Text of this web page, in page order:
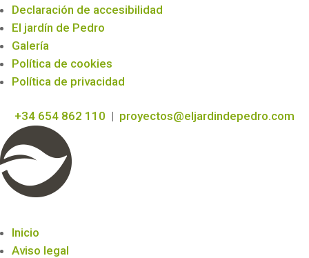
Declaración de accesibilidad
El jardín de Pedro
Galería
Política de cookies
Política de privacidad
+34 654 862 110 | proyectos@eljardindepedro.com
Inicio
Aviso legal